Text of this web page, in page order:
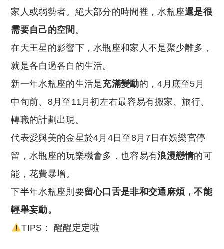
家人或弱勢者。絕大部分的時間裡，水瓶座還是很
需要自己的空間 。
在天王星的影響下，水瓶座和家人不是聚少離多，
就是各自過各自的生活。
新一年水瓶座的生活是充滿變動的，4月底至5月
中旬前、8月至11月初左右最容易有搬家、旅行、
轉職的計劃出現。
代表愛與美的金星於4月4日至8月7日在娛樂宮停
留，水瓶座的玩樂機會多，也容易有浪漫戀情的可
能，花費暴增。
下半年水瓶座則要留心口舌是非和交通麻煩，不能
輕舉妄動。
TIPS： 醒醒定定啦